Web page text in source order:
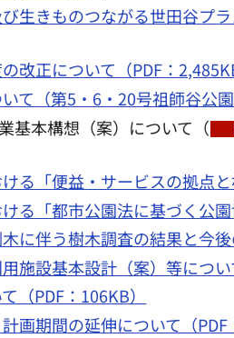
生きものつながる世田谷プ
改正について（PDF：
て（第5・6・20号祖師谷公園
基本構想（案）について（
る「便益・サービスの拠点
る「都市公園法に基づく公
に伴う樹木調査の結果と今後
施設基本設計（案）等につい
（PDF：106KB）
画期間の延伸について（PDF